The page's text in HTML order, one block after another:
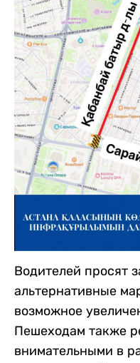
Водителей просят
альтернативные
возможное
Пешеходам также
внимательными в